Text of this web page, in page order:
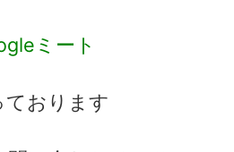
ミート
ております